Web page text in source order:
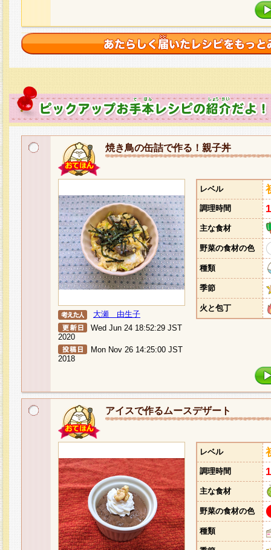
焼き鳥の缶詰で作る！親子丼
大瀬 由生子
Wed Jun 24 18:52:29 JST
2020
Mon Nov 26 14:25:00 JST
2018
レベル
調理時間
主な食材
野菜の食材の色
種類
季節
火と包丁
アイスで作るムースデザート
レベル
調理時間
主な食材
野菜の食材の色
種類